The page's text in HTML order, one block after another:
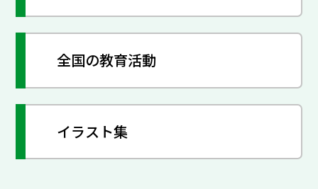
全国の教育活動
イラスト集